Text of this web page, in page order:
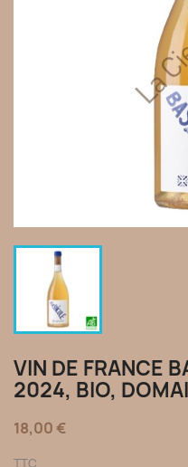
VIN DE FRANCE
2024, BIO,
18,00 €
TTC